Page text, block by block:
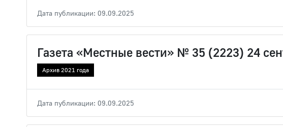
Дата публикации: 09.09.2025
Газета «Местные вести» № 35 (2223) 24
Архив 2021 года
Дата публикации: 09.09.2025